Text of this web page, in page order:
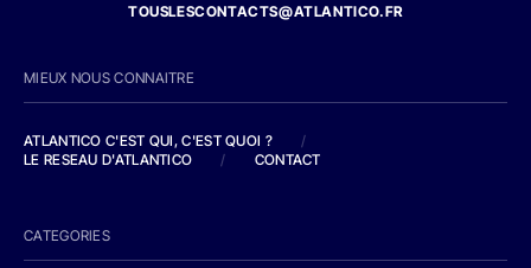
TOUSLESCONTACTS@ATLANTICO.FR
MIEUX NOUS CONNAITRE
ATLANTICO C'EST QUI, C'EST QUOI ?
/
LE RESEAU D'ATLANTICO
/ CONTACT
CATEGORIES